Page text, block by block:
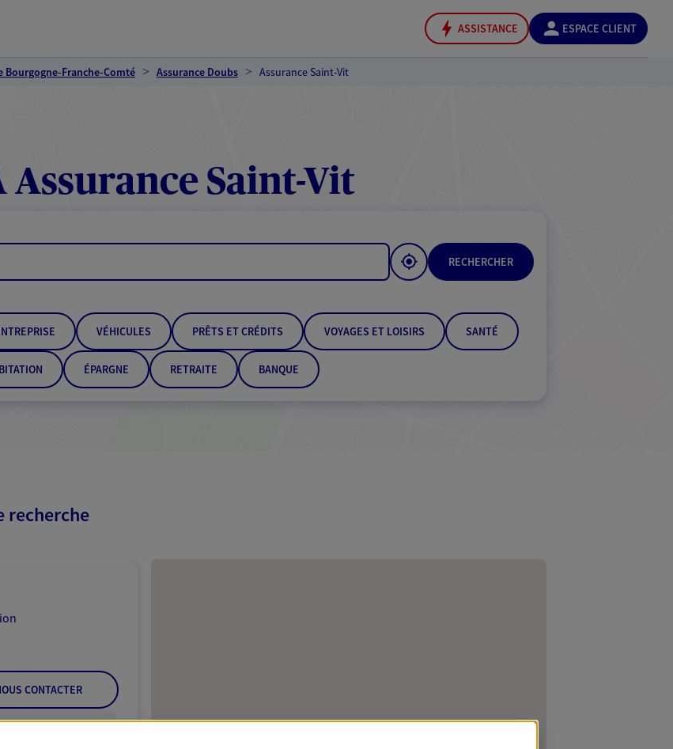
ASSISTANCE ESPACE CLIENT
Bourgogne-Franche-Comté Assurance Doubs Assurance Saint-Vit
Assurance Saint-Vit
RECHERCHER
VÉHICULES PRÊTS ET CRÉDITS VOYAGES ET LOISIRS SANTÉ
ÉPARGNE RETRAITE BANQUE
recherche
CONTACTER